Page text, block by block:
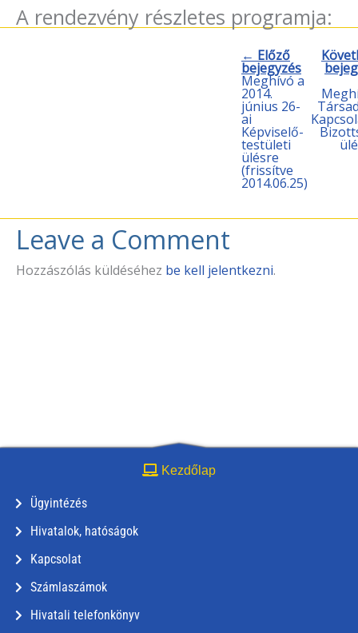
A rendezvény részletes programja:
← Előző
bejegyzés
Meghívó a
2014.
június 26-
ai
Képviselő-
testületi
ülésre
(frissítve
2014.06.25)
Leave a Comment
Hozzászólás küldéséhez be kell jelentkezni.
Kezdőlap
Ügyintézés
Hivatalok, hatóságok
Kapcsolat
Számlaszámok
Hivatali telefonkönyv